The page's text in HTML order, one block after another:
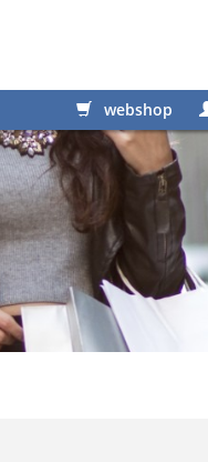
webshop